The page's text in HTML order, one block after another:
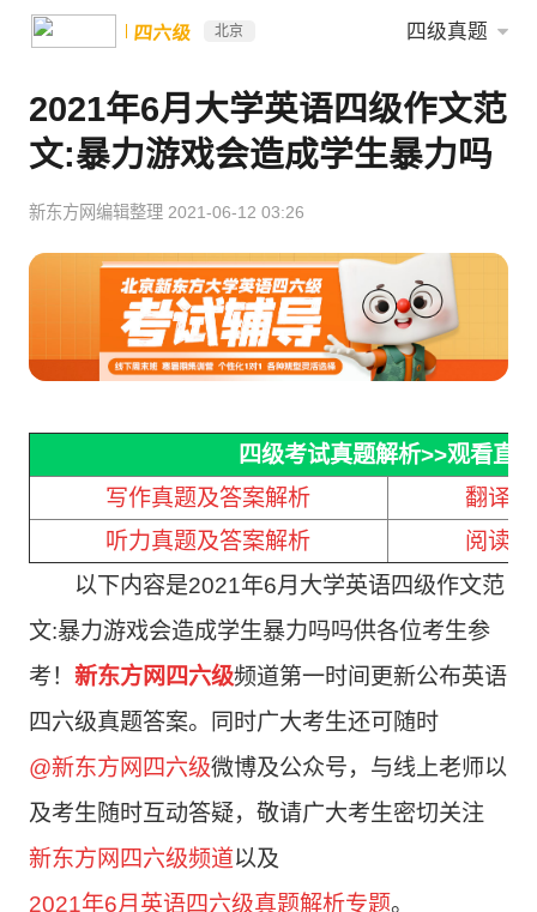
四六级 北京 四级真题
2021年6月大学英语四级作文范
文:暴力游戏会造成学生暴力吗
新东方网编辑整理 2021-06-12 03:26
四级考试真题解析>>观看直播
写作真题及答案解析
翻译
听力真题及答案解析
阅读
以下内容是2021年6月大学英语四级作文范
文:暴力游戏会造成学生暴力吗吗供各位考生参
考！ 新东方网四六级频道第一时间更新公布英语
四六级真题答案。
同时广大考生还可随时
@新东方网四六级微博及公众号，与线上老师以
及考生随时互动答疑，敬请广大考生密切关注
新东方网四六级频道以及
2021年6月英语四六级真题解析专题。